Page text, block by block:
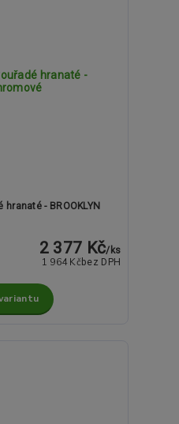
- BROOKLYN
2 377 Kč/ ks
1 964 Kč bez DPH